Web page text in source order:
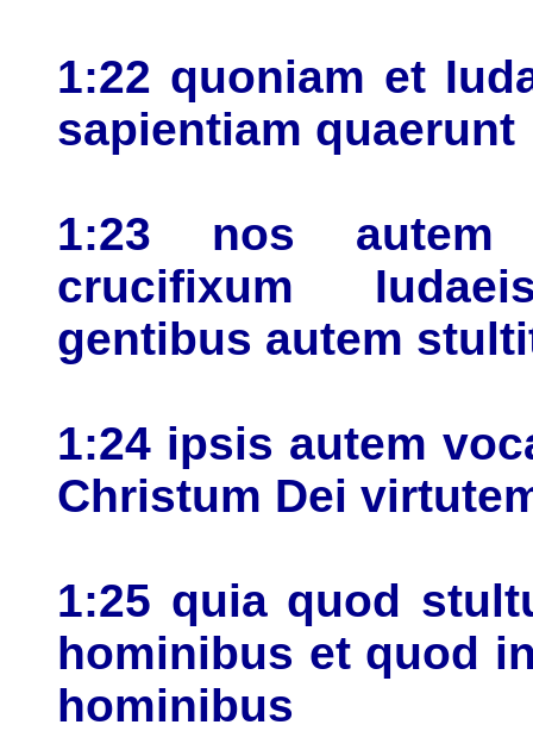
1:22 quoniam et
sapientiam quaerunt
1:23 nos autem
crucifixum
gentibus autem
1:24 ipsis autem
Christum Dei
1:25 quia quod
hominibus et quod
hominibus